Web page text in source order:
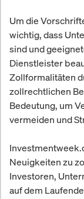
Um die
wichtig, dass
sind und
Dienstleister
Zollformalitäten
zollrechtlichen
Bedeutung, um
vermeiden und
Neuigkeiten zu
Investoren,
auf dem